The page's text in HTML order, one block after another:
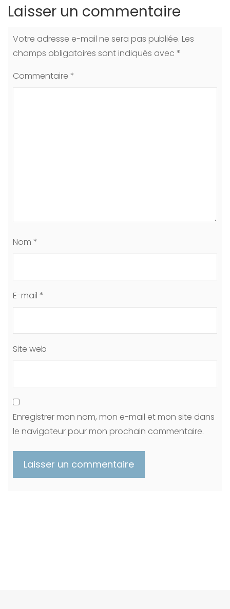
Laisser un commentaire
Votre adresse e-mail ne sera pas publiée. Les
champs obligatoires sont indiqués avec *
Commentaire *
Nom *
E-mail *
Site web
Enregistrer mon nom, mon e-mail et mon site dans
le navigateur pour mon prochain commentaire.